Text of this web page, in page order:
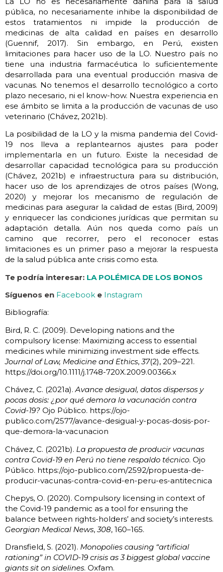
pública, no necesariamente inhibe la disponibilidad de
estos tratamientos ni impide la producción de
medicinas de alta calidad en países en desarrollo
(Guennif, 2017). Sin embargo, en Perú, existen
limitaciones para hacer uso de la LO. Nuestro país no
tiene una industria farmacéutica lo suficientemente
desarrollada para una eventual producción masiva de
vacunas. No tenemos el desarrollo tecnológico a corto
plazo necesario, ni el know-how. Nuestra experiencia en
ese ámbito se limita a la producción de vacunas de uso
veterinario (Chávez, 2021b).
La posibilidad de la LO y la misma pandemia del Covid-
19 nos lleva a replantearnos ajustes para poder
implementarla en un futuro. Existe la necesidad de
desarrollar capacidad tecnológica para su producción
(Chávez, 2021b) e infraestructura para su distribución,
hacer uso de los aprendizajes de otros países (Wong,
2020) y mejorar los mecanismo de regulación de
medicinas para asegurar la calidad de estas (Bird, 2009)
y enriquecer las condiciones jurídicas que permitan su
adaptación detalla. Aún nos queda como país un
camino que recorrer, pero el reconocer estas
limitaciones es un primer paso a mejorar la respuesta
de la salud pública ante crisis como esta.
Te podría interesar: LA POLÉMICA DE LOS BONOS
Síguenos en Facebook e Instagram
Bibliografía:
Bird, R. C. (2009). Developing nations and the
compulsory license: Maximizing access to essential
medicines while minimizing investment side effects.
Journal of Law, Medicine and Ethics,37(2), 209–221.
https://doi.org/10.1111/j.1748-720X.2009.00366.x
Chávez, C. (2021a).Avance desigual, datos dispersos y
pocas dosis: ¿por qué demora la vacunación contra
Covid-19? Ojo Público. https://ojo-
publico.com/2577/avance-desigual-y-pocas-dosis-por-
que-demora-la-vacunacion
Chávez, C. (2021b). La propuesta de producir vacunas
contra Covid-19 en Perú no tiene respaldo técnico. Ojo
Público. https://ojo-publico.com/2592/propuesta-de-
producir-vacunas-contra-covid-en-peru-es-antitecnica
Chepys, O. (2020). Compulsory licensing in context of
the Covid-19 pandemic as a tool for ensuring the
balance between rights-holders’ and society’s interests.
Georgian Medical News,308, 160–165.
Dransfield, S. (2021). Monopolies causing “artificial
rationing” in COVID-19 crisis as 3 biggest global vaccine
giants sit on sidelines. Oxfam.